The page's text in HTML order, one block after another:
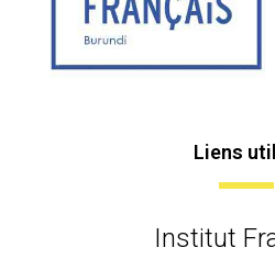
Liens
Institut